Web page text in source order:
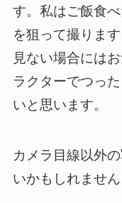
す。私はご飯食
を狙って撮りま
見ない場合には
ラクターでつっ
いと思います。
カメラ目線以外
いかもしれません